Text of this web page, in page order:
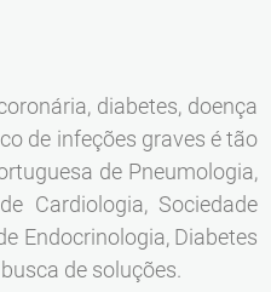
diabetes, doença
de infeções graves é tão
de Pneumologia,
Cardiologia, Sociedade
Endocrinologia, Diabetes
de soluções.